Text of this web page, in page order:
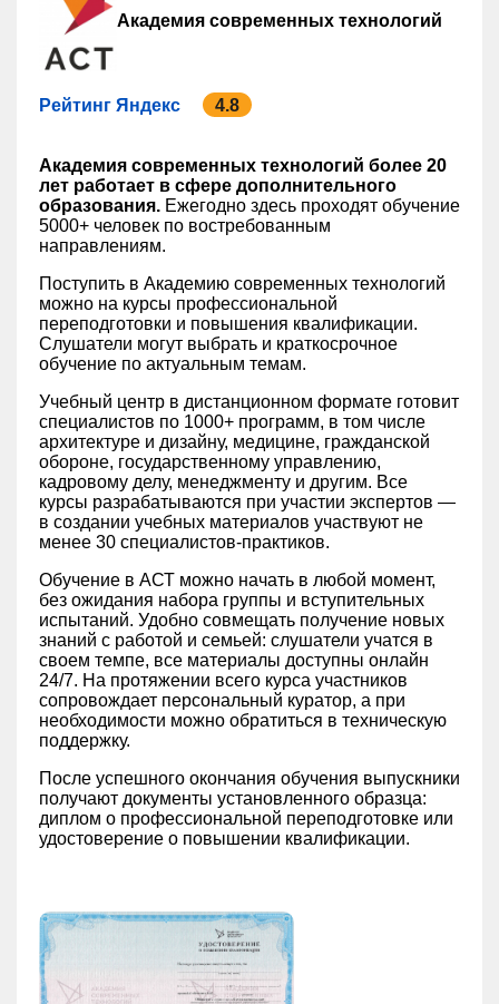
Академия современных технологий
Рейтинг Яндекс 4.8
Академия современных технологий более 20
лет работает в сфере дополнительного
образования. Ежегодно здесь проходят обучение
5000+ человек по востребованным
направлениям.
Поступить в Академию современных технологий
можно на курсы профессиональной
переподготовки и повышения квалификации.
Слушатели могут выбрать и краткосрочное
обучение по актуальным темам.
Учебный центр в дистанционном формате готовит
специалистов по 1000+ программ, в том числе
архитектуре и дизайну, медицине, гражданской
обороне, государственному управлению,
кадровому делу, менеджменту и другим. Все
курсы разрабатываются при участии экспертов —
в создании учебных материалов участвуют не
менее 30 специалистов-практиков.
Обучение в АСТ можно начать в любой момент,
без ожидания набора группы и вступительных
испытаний. Удобно совмещать получение новых
знаний с работой и семьей: слушатели учатся в
своем темпе, все материалы доступны онлайн
24/7. На протяжении всего курса участников
сопровождает персональный куратор, а при
необходимости можно обратиться в техническую
поддержку.
После успешного окончания обучения выпускники
получают документы установленного образца:
диплом о профессиональной переподготовке или
удостоверение о повышении квалификации.